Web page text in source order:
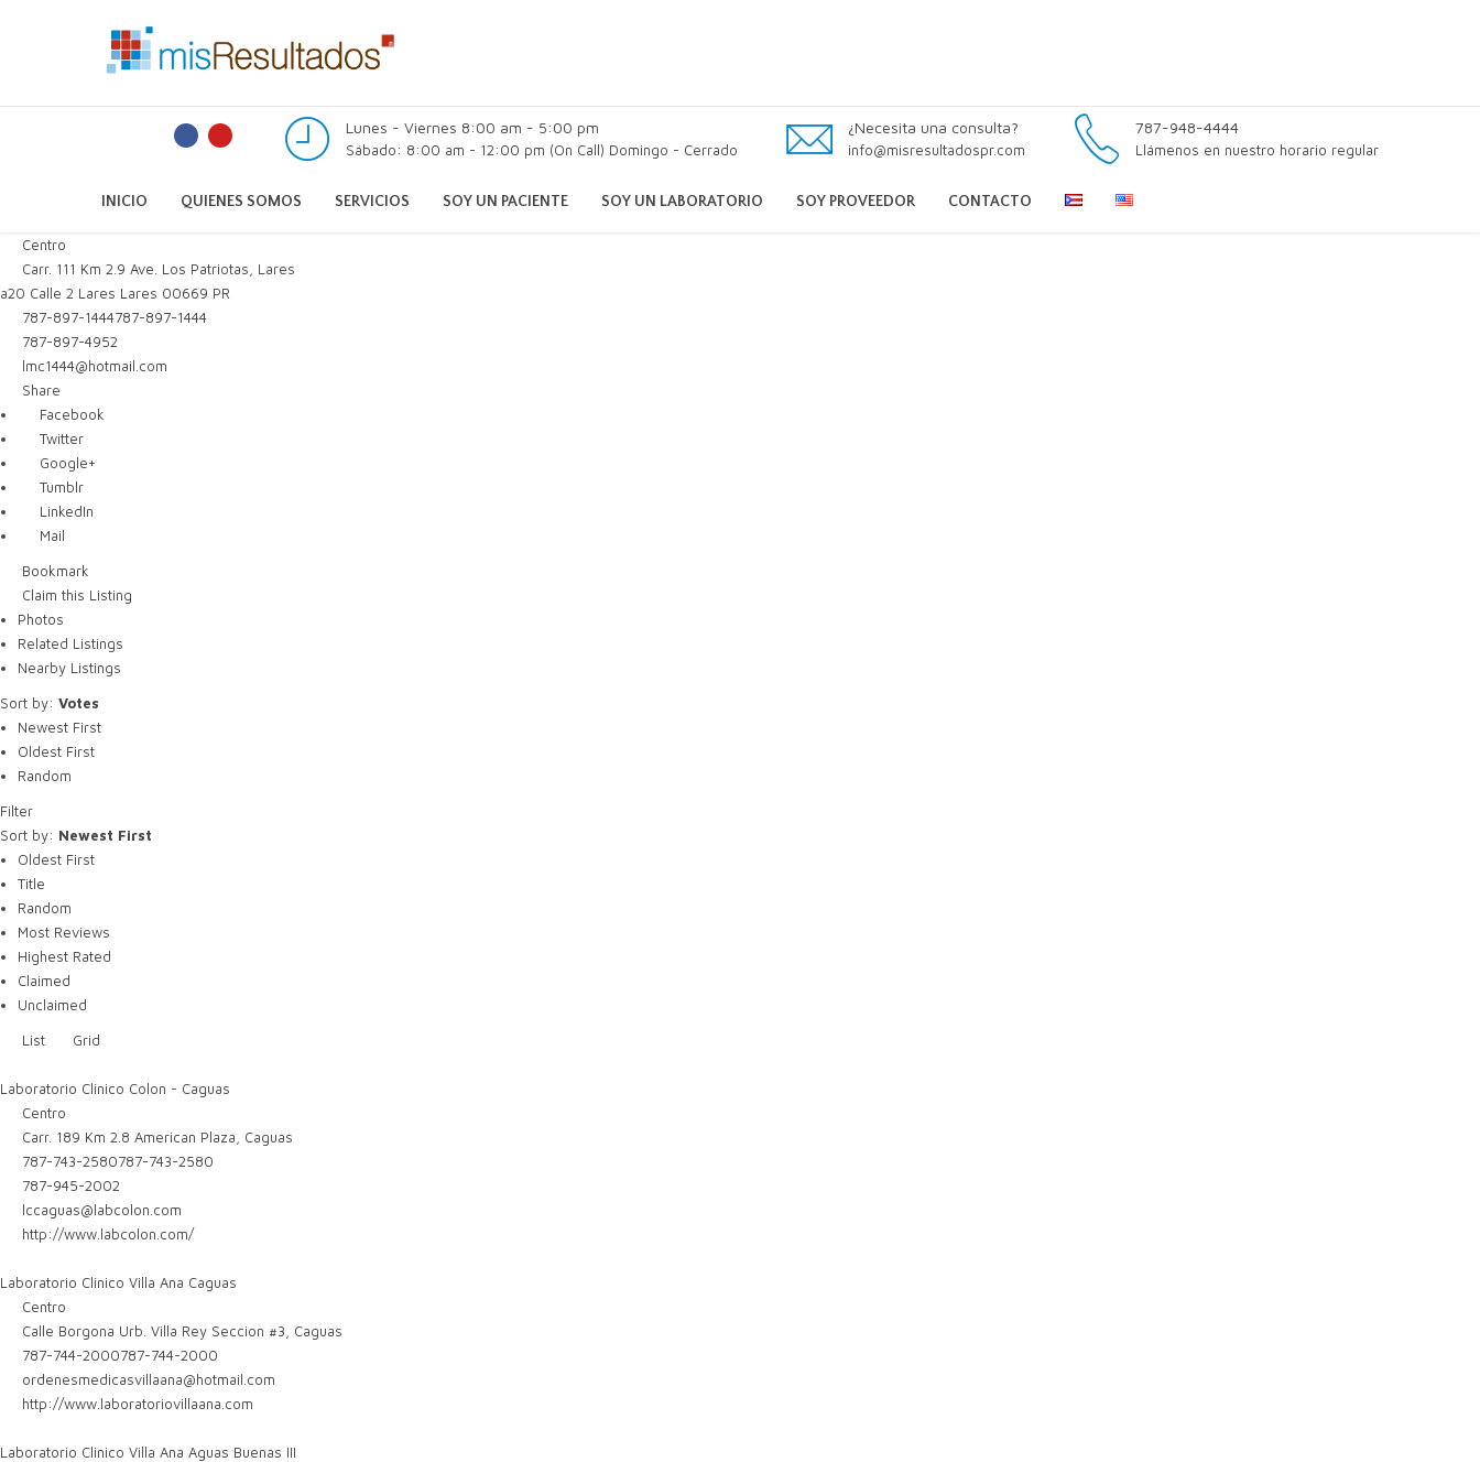
Lunes - Viernes 8:00 am - 5:00 pm
Sábado: 8:00 am - 12:00 pm (On Call) Domingo - Cerrado
¿Necesita una consulta?
info@misresultadospr.com
787-948-4444
Llámenos en nuestro horario regular
INICIO QUIENES SOMOS SERVICIOS SOY UN PACIENTE SOY UN LABORATORIO SOY PROVEEDOR CONTACTO
Centro
Carr. 111 Km 2.9 Ave. Los Patriotas, Lares
a20 Calle 2 Lares Lares 00669 PR
787-897-1444787-897-1444
787-897-4952
lmc1444@hotmail.com
Share
Facebook
Twitter
Google+
Tumblr
LinkedIn
Mail
Bookmark
Claim this Listing
Photos
Related Listings
Nearby Listings
Sort by: Votes
Newest First
Oldest First
Random
Filter
Sort by: Newest First
Oldest First
Title
Random
Most Reviews
Highest Rated
Claimed
Unclaimed
List
Grid
Laboratorio Clinico Colon - Caguas
Centro
Carr. 189 Km 2.8 American Plaza, Caguas
787-743-2580787-743-2580
787-945-2002
lccaguas@labcolon.com
http://www.labcolon.com/
Laboratorio Clinico Villa Ana Caguas
Centro
Calle Borgona Urb. Villa Rey Seccion #3, Caguas
787-744-2000787-744-2000
ordenesmedicasvillaana@hotmail.com
http://www.laboratoriovillaana.com
Laboratorio Clinico Villa Ana Aguas Buenas III